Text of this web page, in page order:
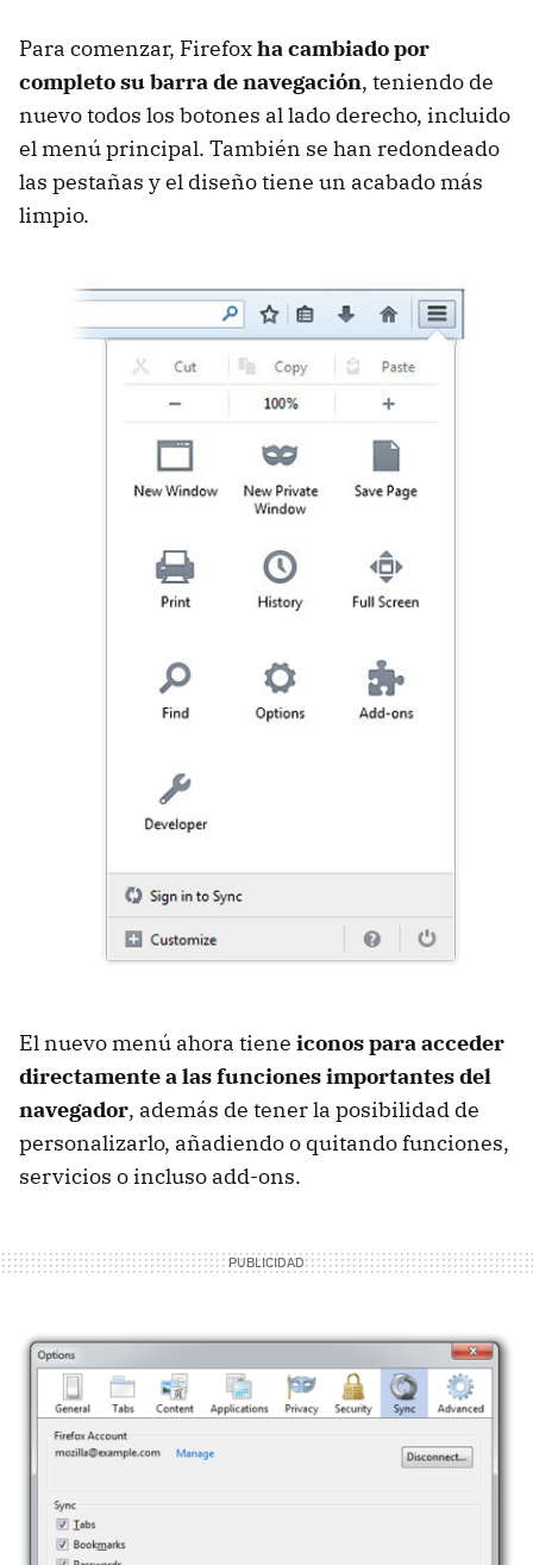
Para comenzar, Firefoxha cambiado por
completo su barra de navegación, teniendo de
nuevo todos los botones al lado derecho, incluido
el menú principal. También se han redondeado
las pestañas y el diseño tiene un acabado más
limpio.
El nuevo menú ahora tiene iconos para acceder
directamente a las funciones importantes del
navegador, además de tener la posibilidad de
personalizarlo, añadiendo o quitando funciones,
servicios o incluso add-ons.